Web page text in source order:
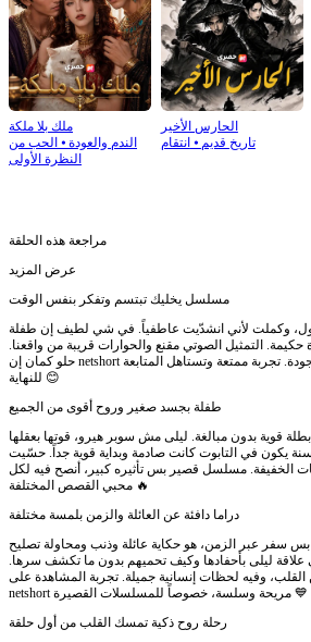
ملك بلا ملكة
الندم والعودة ⦁ الحب من
النظرة الأولى
الحارس الأخير
تاريخ قديم ⦁ انتقام
مراجعة هذه الحلقة
عرض المزيد
مسلسل يخليك تبتسم وتفكر بنفس الوقت
وكملت لأني انشدّيت عاطفياً. في شي لطيف إن طفلة
حكيمة. التمثيل الصوتي مقنع والحوارات قريبة من واقعنا.
حلو كمان إن netshort يوفر أعمال عربية مدبلجة بهالجودة. تجربة ممتعة وتستاهل المتابعة
للنهاية 😊
طفلة بجسد صغير وروح أقوى من الجميع
قوية بدون مبالغة. ليلى مش سوبر هيرو، قوتها بعقلها
وخبرتها. فكرة إن ابنها بعد 80 سنة يكون في التابوت كانت صادمة وبداية قوية جداً. حسّيت
الخفيفة. مسلسل قصير بس تأثيره كبير، أنصح فيه لكل
محبي القصص المختلفة 🔥
دراما دافئة عن العائلة والزمن بلمسة مختلفة
سفر عبر الزمن، هو حكاية عائلة وذنب ومحاولة تصليح
علاقة ليلى بأحفادها وكيف تحميهم بدون ما تكشف سرها.
وفيه لحظات إنسانية جميلة. تجربة المشاهدة على
netshort مريحة وسلسة، خصوصاً للمسلسلات القصيرة 💙
رحلة روح ذكية تمسك القلب من أول حلقة